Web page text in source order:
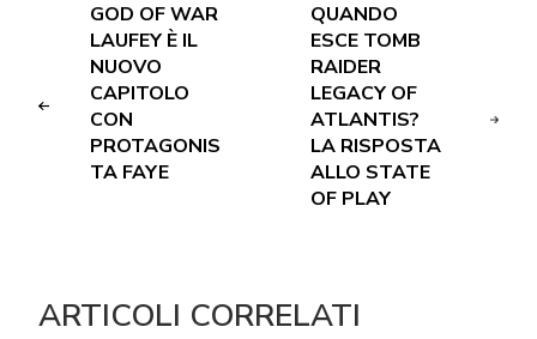
GOD OF WAR
LAUFEY È IL
NUOVO
CAPITOLO
CON
PROTAGONIS
TA FAYE
QUANDO
ESCE TOMB
RAIDER
LEGACY OF
ATLANTIS?
LA RISPOSTA
ALLO STATE
OF PLAY
ARTICOLI CORRELATI